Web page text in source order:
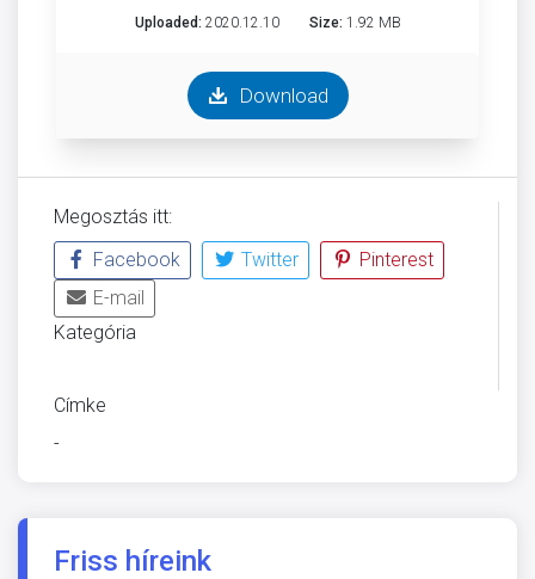
Uploaded: 2020.12.10 Size: 1.92 MB
Download
Megosztás itt:
Facebook
Twitter
Pinterest
E-mail
Kategória
Címke
-
Friss híreink